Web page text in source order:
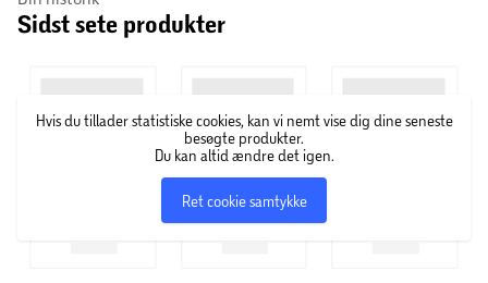
Sidst sete produkter
Hvis du tillader statistiske cookies, kan vi nemt vise dig dine seneste
besøgte produkter.
Du kan altid ændre det igen.
Ret cookie samtykke